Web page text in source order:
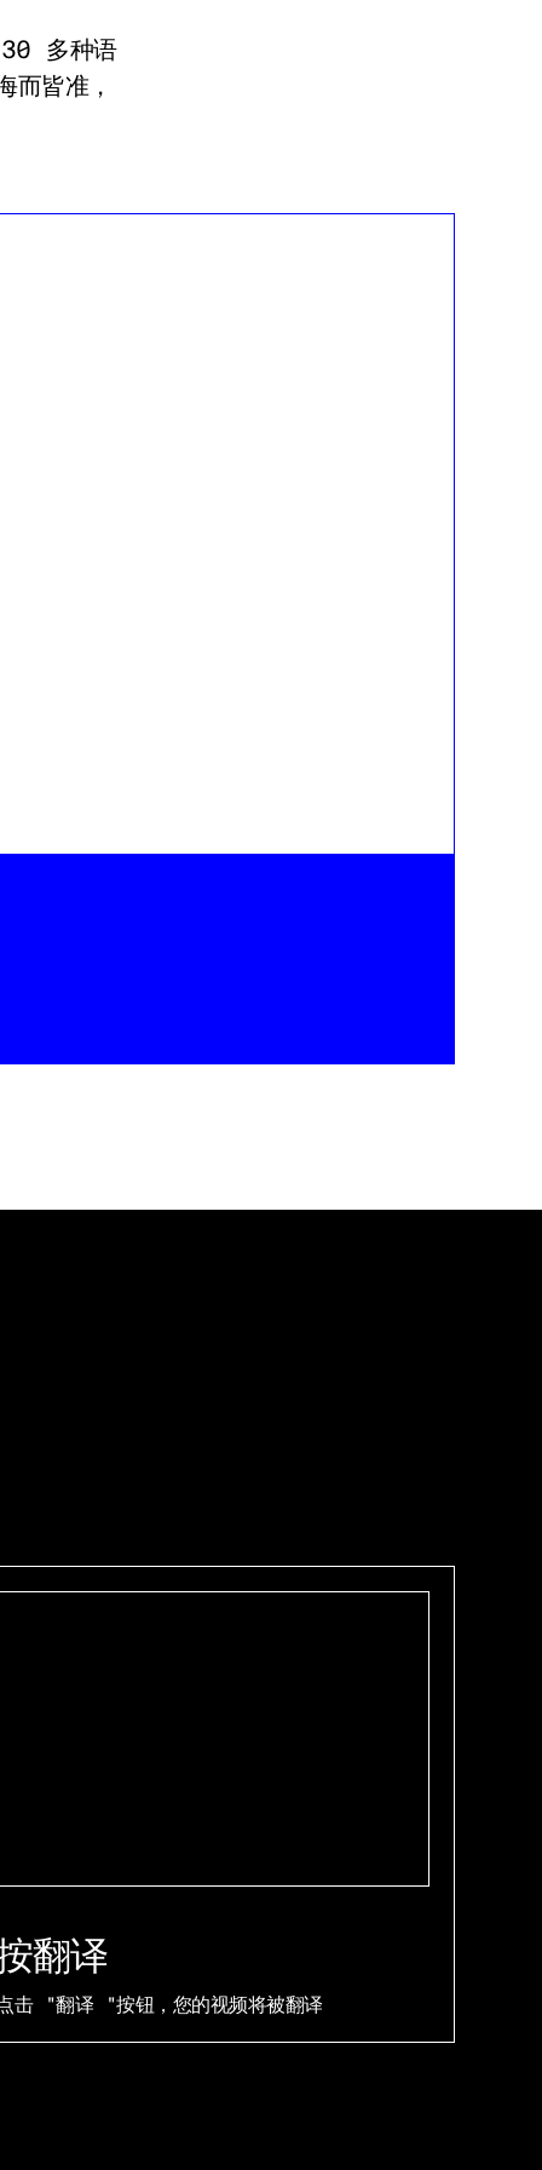
多种语
而皆准，
翻译
击 "翻译 "按钮，您的视频将被翻译